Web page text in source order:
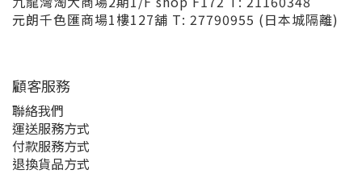
元朗千色匯商場1樓127舖 T: 27790955 (日本城隔離)
顧客服務
聯絡我們
運送服務方式
付款服務方式
退換貨品方式